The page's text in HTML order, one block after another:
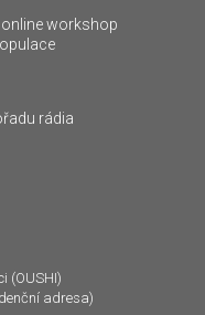
online workshop
rádia
(OUSHI)
adresa)